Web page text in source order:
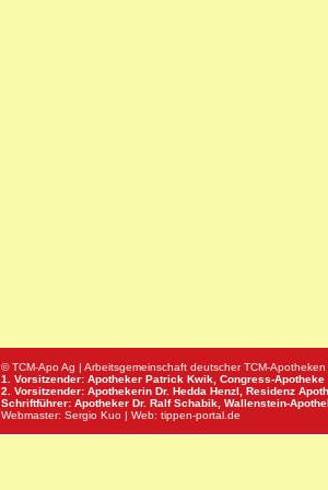
© TCM-Apo Ag | Arbeitsgemeinschaft deutscher TCM-Apotheken
1. Vorsitzender: Apotheker Patrick Kwik, Congress-Apotheke
2. Vorsitzender: Apothekerin Dr. Hedda Henzl, Residenz
Schriftführer: Apotheker Dr. Ralf Schabik, Wallenstein-
Webmaster: Sergio Kuo | Web: tippen-portal.de